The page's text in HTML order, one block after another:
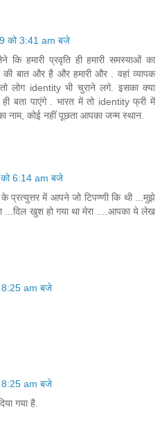
को 3:41 am बजे
हमारी प्रवृति ही हमारी समस्याओं का
की बात और है और हमारी और . वहां व्यापक
लोग identity भी चुराने लगे. इसका क्या
बता पाएंगे . भारत में तो identity फ्री में
नाम, कोई नहीं पूछता आपका जन्म स्थान.
6:14 am बजे
प्रत्युत्तर में आपने जो टिपण्णी कि थी ...मुझे
...दिल खुश हो गया था मेरा ....आपका ये लेख
8:25 am बजे
8:25 am बजे
गया है.